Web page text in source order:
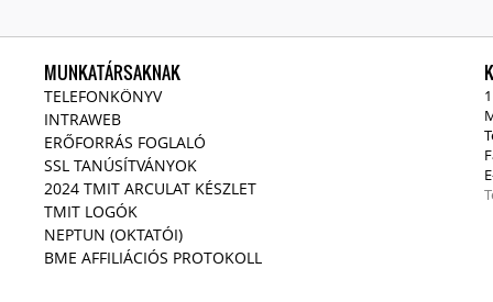
MUNKATÁRSAKNAK
TELEFONKÖNYV
INTRAWEB
ERŐFORRÁS FOGLALÓ
SSL TANÚSÍTVÁNYOK
2024 TMIT ARCULAT KÉSZLET
TMIT LOGÓK
NEPTUN (OKTATÓI)
BME AFFILIÁCIÓS PROTOKOLL